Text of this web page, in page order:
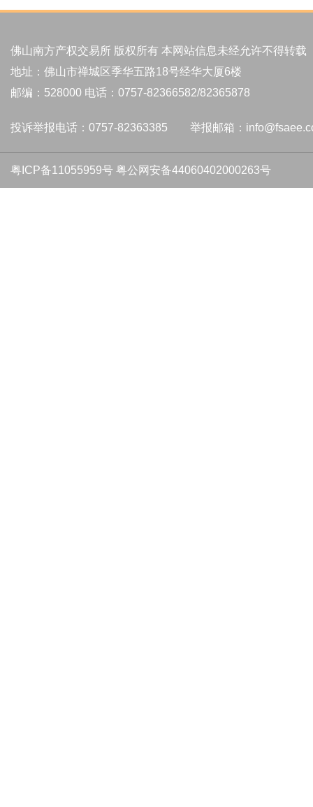
佛山南方产权交易所 版权所有 本网站信息未经允许不得转载
地址：佛山市禅城区季华五路18号经华大厦6楼
邮编：528000 电话：0757-82366582/82365878
投诉举报电话：0757-82363385 举报邮箱：
粤ICP备11055959号 粤公网安备44060402000263号